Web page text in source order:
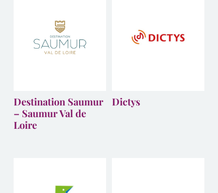
Destination Saumur
– Saumur Val de
Loire
Dictys